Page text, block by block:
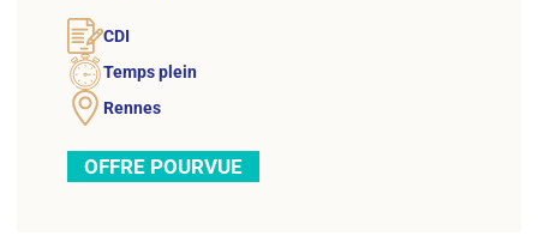
CDI
Temps plein
Rennes
OFFRE POURVUE